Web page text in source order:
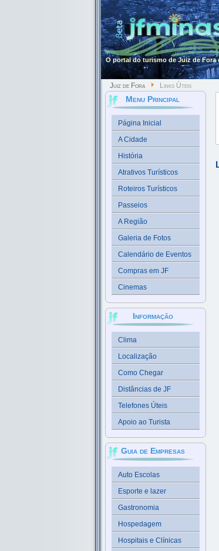
O portal do turismo de Juiz de Fora
Juiz de Fora Links Úteis
Menu Principal
Página Inicial
A Cidade
História
Atrativos Turísticos
Roteiros Turísticos
Passeios
A Região
Galeria de Fotos
Calendário de Eventos
Compras em JF
Cinemas
Informação
Clima
Localização
Como Chegar
Distâncias de JF
Telefones Úteis
Apoio ao Turista
Guia de Empresas
Auto Escolas
Esporte e lazer
Gastronomia
Hospedagem
Hospitais e Clínicas